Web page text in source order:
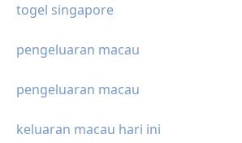
togel singapore
pengeluaran macau
pengeluaran macau
keluaran macau hari ini